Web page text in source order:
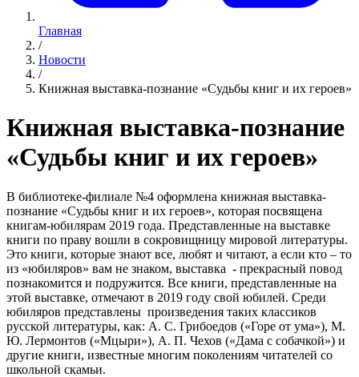
Главная
/
Новости
/
Книжная выставка-познание «Судьбы книг и их героев»
Книжная выставка-познание
«Судьбы книг и их героев»
В библиотеке-филиале №4 оформлена книжная выставка-
познание «Судьбы книг и их героев», которая посвящена
книгам-юбилярам 2019 года. Представленные на выставке
книги по праву вошли в сокровищницу мировой литературы.
Это книги, которые знают все, любят и читают, а если кто – то
из «юбиляров» вам не знаком, выставка - прекрасный повод
познакомится и подружится. Все книги, представленные на
этой выставке, отмечают в 2019 году свой юбилей. Среди
юбиляров представлены произведения таких классиков
русской литературы, как: А. С. Грибоедов («Горе от ума»), М.
Ю. Лермонтов («Мцыри»), А. П. Чехов («Дама с собачкой») и
другие книги, известные многим поколениям читателей со
школьной скамьи.